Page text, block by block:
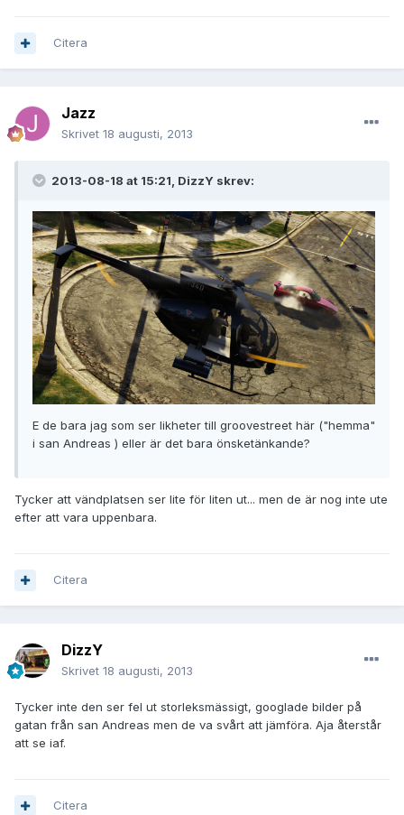
Citera
Jazz
Skrivet 18 augusti, 2013
2013-08-18 at 15:21, DizzY skrev:
E de bara jag som ser likheter till groovestreet här ("hemma"
i san Andreas ) eller är det bara önsketänkande?
Tycker att vändplatsen ser lite för liten ut... men de är nog inte ute
efter att vara uppenbara.
Citera
DizzY
Skrivet 18 augusti, 2013
Tycker inte den ser fel ut storleksmässigt, googlade bilder på
gatan från san Andreas men de va svårt att jämföra. Aja återstår
att se iaf.
Citera